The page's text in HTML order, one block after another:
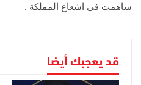
ساهمت في اشعاع المملكة .
قد يعجبك أيضا